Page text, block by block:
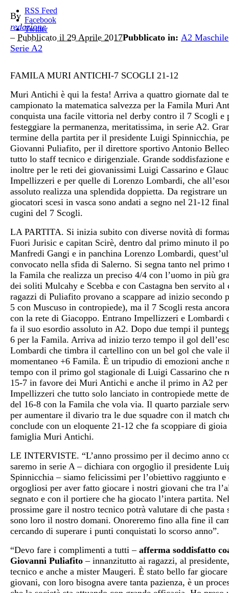
RSS Feed
Facebook
Twitter
By
redazione
– Pubblicato il 29 Aprile 2017Pubblicato in: A2 Maschile
Serie A2
FAMILA MURI ANTICHI-7 SCOGLI 21-12
Muri Antichi è qui la festa! Arriva a quattro giornate dal
campionato la matematica salvezza per la Famila Muri
conquista una facile vittoria nel derby contro il 7 Scogli e
festeggiare la permanenza, meritatissima, in serie A2.
termine della partita per il presidente Luigi Spinnicchia,
Giovanni Puliafito, per il direttore sportivo Antonio
tutto lo staff tecnico e dirigenziale. Grande soddisfazione
inoltre per le reti dei giovanissimi Luigi Cassarino e
Impellizzeri e per quelle di Lorenzo Lombardi, che
assoluto realizza una splendida doppietta. Da registrare
giocatori scesi in vasca sono andati a segno nel 21-12
cugini del 7 Scogli.
LA PARTITA. Si inizia subito con diverse novità di
Fuori Jurisic e capitan Scirè, dentro dal primo minuto il
Manfredi Gangi e in panchina Lorenzo Lombardi,
convocato nella sfida di Salerno. Si segna tanto nel primo
la Famila che realizza un preciso 4/4 con l’uomo in più
dei soliti Mulcahy e Scebba e con Castagna ben servito al
ragazzi di Puliafito provano a scappare ad inizio secondo
5 con Muscuso in contropiede), ma il 7 Scogli resta
con la rete di Giacoppo. Entrano Impellizzeri e Lombardi
fa il suo esordio assoluto in A2. Dopo due tempi il
6 per la Famila. Arriva ad inizio terzo tempo il gol
Lombardi che timbra il cartellino con un bel gol che vale
momentaneo +6 Famila. È un tripudio di emozioni anche
tempo con il primo gol stagionale di Luigi Cassarino che
15-7 in favore dei Muri Antichi e anche il primo in A2 per
Impellizzeri che tutto solo lanciato in contropiede mette
del 16-8 con la Famila che vola via. Il quarto parziale
per aumentare il divario tra le due squadre con il match
conclude con un eloquente 21-12 che fa scoppiare di
famiglia Muri Antichi.
LE INTERVISTE. “L’anno prossimo per il decimo anno
saremo in serie A – dichiara con orgoglio il presidente
Spinnicchia – siamo felicissimi per l’obiettivo raggiunto e
orgogliosi per aver fatto giocare i nostri giovani che tra
segnato e con il portiere che ha giocato l’intera partita.
prossime gare il nostro tecnico potrà valutare di che pasta
sono loro il nostro domani. Onoreremo fino alla fine il
cercando di superare i punti conquistati lo scorso anno”.
“Devo fare i complimenti a tutti –afferma soddisfatto
Giovanni Puliafito – innanzitutto ai ragazzi, al
tecnico e anche a mister Maugeri. È stato bello far
giovani, con loro bisogna avere tanta pazienza, è un